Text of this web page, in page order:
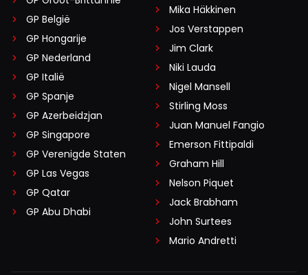
GP België
GP Hongarije
GP Nederland
GP Italië
GP Spanje
GP Azerbeidzjan
GP Singapore
GP Verenigde Staten
GP Las Vegas
GP Qatar
GP Abu Dhabi
Mika Häkkinen
Jos Verstappen
Jim Clark
Niki Lauda
Nigel Mansell
Stirling Moss
Juan Manuel Fangio
Emerson Fittipaldi
Graham Hill
Nelson Piquet
Jack Brabham
John Surtees
Mario Andretti